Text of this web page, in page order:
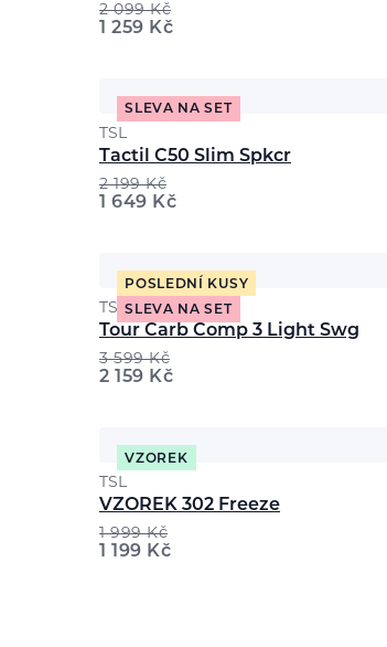
2 099Kč
1 259 Kč
SLEVA NA SET
TSL
Tactil C50 Slim Spkcr
2 199Kč
1 649 Kč
POSLEDNÍ KUSY
SLEVA NA SET
TSL
Tour Carb Comp 3 Light Swg
3 599Kč
2 159 Kč
VZOREK
TSL
VZOREK 302 Freeze
1 999Kč
1 199 Kč